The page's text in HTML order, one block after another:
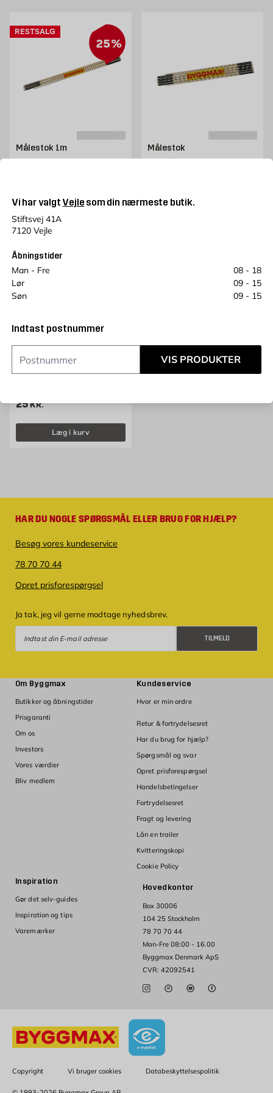
Vi har valgt Vejle som din nærmeste butik.
Stiftsvej 41A
7120 Vejle
Åbningstider
Man - Fre
08 - 18
Lør
09 - 15
Søn
09 - 15
Indtast postnummer
VIS PRODUKTER
25%
RESTSALG
Målestok 1m
1 m
Målestok
mm-mål
BYGGMAX
Målestok glasfiber
Pris 25 kr. /stk
25KR.
Læg i kurv
HAR DU NOGLE SPØRGSMÅL ELLER BRUG FOR HJÆLP?
Besøg vores kundeservice
78 70 70 44
Opret prisforespørgsel
Ja tak, jeg vil gerne modtage nyhedsbrev.
TILMELD
Hovedkontor
Box 30006
104 25 Stockholm
78 70 70 44
Man-Fre 08:00 - 16.00
Byggmax Denmark ApS
CVR: 42092541
Om Byggmax
Butikker og åbningstider
Prisgaranti
Om os
Investors
Vores værdier
Bliv medlem
Kundeservice
Hvor er min ordre
Retur & fortrydelsesret
Har du brug for hjælp?
Spørgsmål og svar
Opret prisforespørgsel
Handelsbetingelser
Fortrydelsesret
Fragt og levering
Lån en trailer
Kvitteringskopi
Cookie Policy
Inspiration
Gør det selv-guides
Inspiration og tips
Varemærker
Copyright Vi bruger cookies Databeskyttelsespolitik